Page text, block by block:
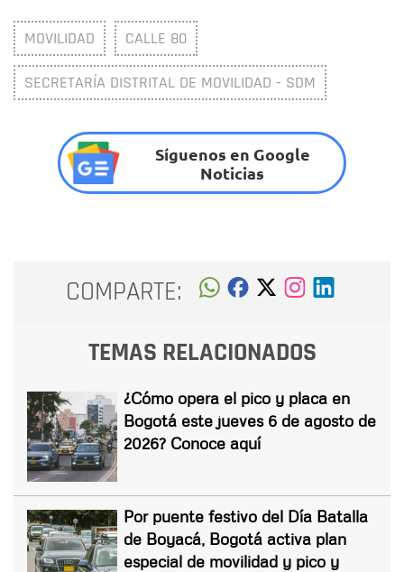
MOVILIDAD CALLE 80
SECRETARÍA DISTRITAL DE MOVILIDAD - SDM
Síguenos en Google
Noticias
COMPARTE:
TEMAS RELACIONADOS
¿Cómo opera el pico y placa en
Bogotá este jueves 6 de agosto de
2026? Conoce aquí
Por puente festivo del Día Batalla
de Boyacá, Bogotá activa plan
especial de movilidad y pico y